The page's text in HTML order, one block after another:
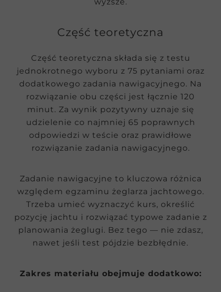
Część teoretyczna
Część teoretyczna składa się z testu
jednokrotnego wyboru z 75 pytaniami oraz
dodatkowego zadania nawigacyjnego. Na
rozwiązanie obu części jest łącznie 120
minut. Za wynik pozytywny uznaje się
udzielenie co najmniej 65 poprawnych
odpowiedzi w teście oraz prawidłowe
rozwiązanie zadania nawigacyjnego.
Zadanie nawigacyjne to kluczowa różnica
względem egzaminu żeglarza jachtowego.
Trzeba umieć wyznaczyć kurs, określić
pozycję jachtu i rozwiązać typowe zadanie z
planowania żeglugi. Bez tego — nie zdasz,
nawet jeśli test pójdzie bezbłędnie.
Zakres materiału obejmuje dodatkowo: